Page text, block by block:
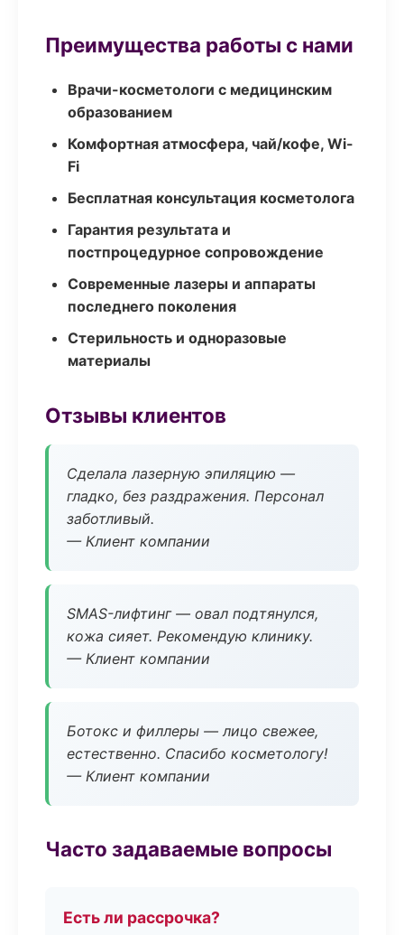
Преимущества работы с нами
Врачи-косметологи с медицинским
образованием
Комфортная атмосфера, чай/кофе, Wi-
Fi
Бесплатная консультация косметолога
Гарантия результата и
постпроцедурное сопровождение
Современные лазеры и аппараты
последнего поколения
Стерильность и одноразовые
материалы
Отзывы клиентов
Сделала лазерную эпиляцию —
гладко, без раздражения. Персонал
заботливый.
— Клиент компании
SMAS-лифтинг — овал подтянулся,
кожа сияет. Рекомендую клинику.
— Клиент компании
Ботокс и филлеры — лицо свежее,
естественно. Спасибо косметологу!
— Клиент компании
Часто задаваемые вопросы
Есть ли рассрочка?